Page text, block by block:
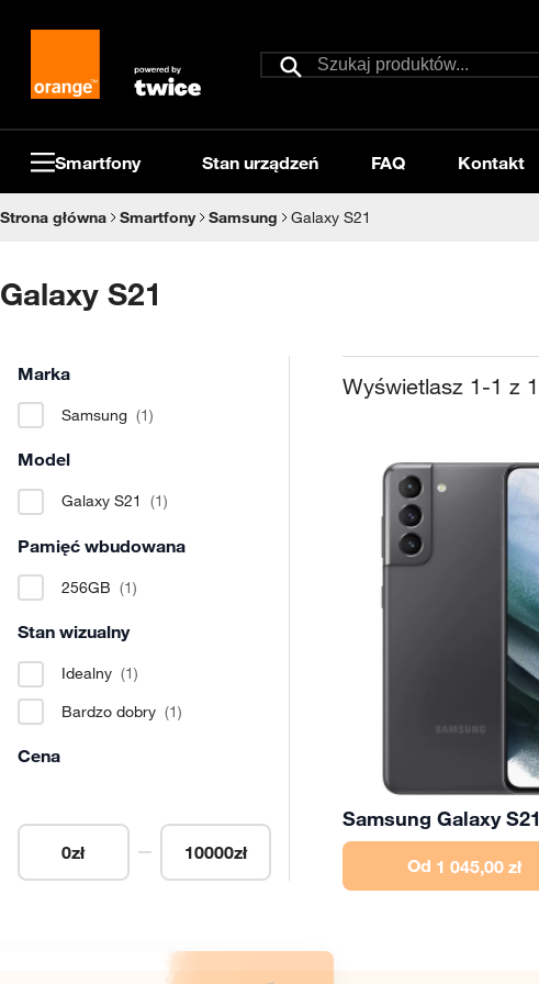
Szukaj
Szukaj
Smartfony Stan urządzeń FAQ Kontakt
Strona główna Smartfony Samsung Galaxy S21
Galaxy S21
Marka
Samsung (1)
Model
Galaxy S21 (1)
Pamięć wbudowana
256GB (1)
Stan wizualny
Idealny (1)
Bardzo dobry (1)
Cena
0zł 10000zł
Wyświetlasz 1-1 z 1
Samsung Galaxy S21
Od 1 045,00 zł